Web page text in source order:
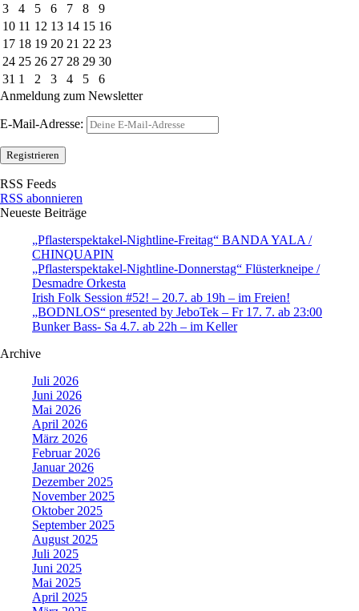
3
4 5 6 7 8
9
10 11 12 13 14 15 16
17 18 19 20 21 22 23
24 25 26 27 28 29 30
31 1 2 3 4 5
6
Anmeldung zum Newsletter
E-Mail-Adresse:
RSS Feeds
RSS abonnieren
Neueste Beiträge
„Pflasterspektakel-Nightline-Freitag“ BANDA YALA /
CHINQUAPIN
„Pflasterspektakel-Nightline-Donnerstag“ Flüsterkneipe /
Desmadre Orkesta
Irish Folk Session #52! – 20.7. ab 19h – im Freien!
„BODNLOS“ presented by JeboTek – Fr 17. 7. ab 23:00
Bunker Bass- Sa 4.7. ab 22h – im Keller
Archive
Juli 2026
Juni 2026
Mai 2026
April 2026
März 2026
Februar 2026
Januar 2026
Dezember 2025
November 2025
Oktober 2025
September 2025
August 2025
Juli 2025
Juni 2025
Mai 2025
April 2025